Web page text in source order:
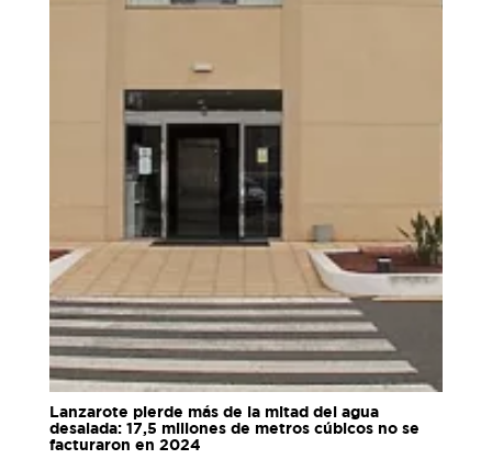
Lanzarote pierde más de la mitad del agua
desalada: 17,5 millones de metros cúbicos no se
facturaron en 2024